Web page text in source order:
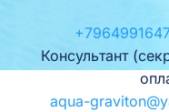
Консультант
aqua-